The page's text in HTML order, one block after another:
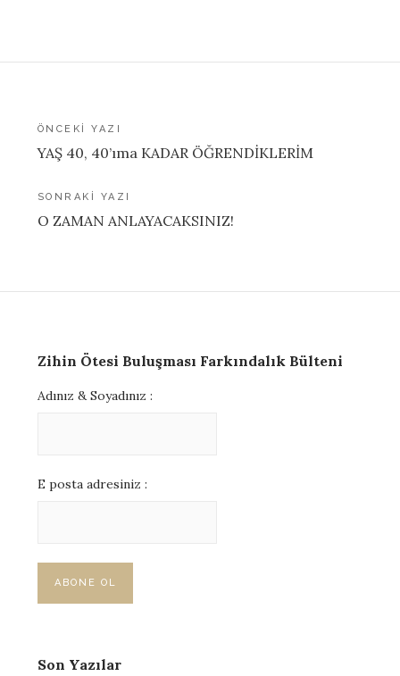
Yazı
gezinmesi
ÖNCEKI YAZI
YAŞ 40, 40’ıma KADAR ÖĞRENDİKLERİM
SONRAKI YAZI
O ZAMAN ANLAYACAKSINIZ!
Zihin Ötesi Buluşması Farkındalık Bülteni
Adınız & Soyadınız :
E posta adresiniz :
Son Yazılar